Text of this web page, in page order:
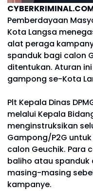
Pemberdayaan
Kota Langsa
alat peraga
spanduk bagi calon
ditentukan. Aturan
gampong se-Kota
Plt Kepala Dinas
melalui Kepala
menginstruksikan
Gampong/P2G
calon Geuchik. Para
baliho atau
masing-masing
kampanye.